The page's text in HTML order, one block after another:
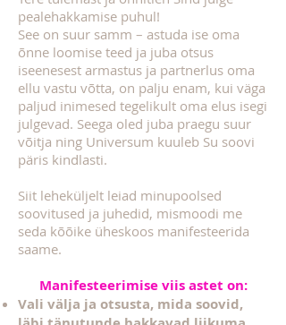
pealehakkamise puhul!
See on suur samm – astuda ise oma
õnne loomise teed ja juba otsus
iseenesest armastus ja partnerlus oma
ellu vastu võtta, on palju enam, kui väga
paljud inimesed tegelikult oma elus isegi
julgevad. Seega oled juba praegu suur
võitja ning Universum kuuleb Su soovi
päris kindlasti.
Siit leheküljelt leiad minupoolsed
soovitused ja juhedid, mismoodi me
seda kõõike üheskoos manifesteerida
saame.
Manifesteerimise viis astet on:
Vali välja ja otsusta, mida soovid,